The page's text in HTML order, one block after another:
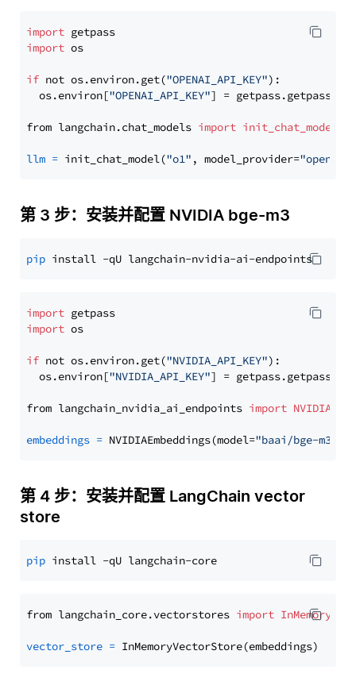
import
import os
if not os.environ.get("OPENAI_API_KEY"):
  os.environ[
"OPENAI_API_KEY"] = getpass.getpass(
from langchain.chat_models import init_chat_model
llm = init_chat_model("o1" , model_provider="openai"
第 3 步：安装并配置 NVIDIA bge-m3
pip
import
import os
if not os.environ.get("NVIDIA_API_KEY"):
  os.environ[
"NVIDIA_API_KEY"] = getpass.getpass(
from langchain_nvidia_ai_endpoints import
embeddings = NVIDIAEmbeddings(model="baai/bge-m3"
第 4 步：安装并配置 LangChain vector
store
pip
from langchain_core.vectorstores import
vector_store =